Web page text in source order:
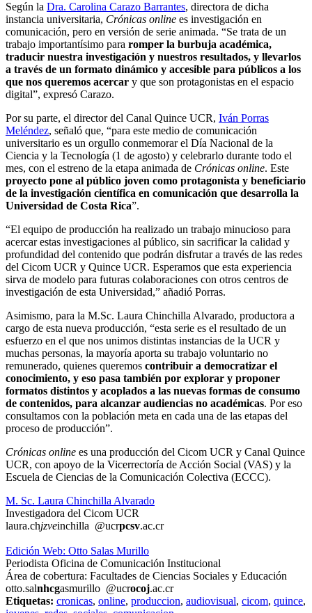
Según la Dra. Carolina Carazo Barrantes, directora de dicha
instancia universitaria, Crónicas online es investigación en
comunicación, pero en versión de serie animada. “Se trata de un
trabajo importantísimo para romper la burbuja académica,
traducir nuestra investigación y nuestros resultados, y llevarlos
a través de un formato dinámico y accesible para públicos a los
que nos queremos acercar y que son protagonistas en el espacio
digital”, expresó Carazo.
Por su parte, el director del Canal Quince UCR, Iván Porras
Meléndez, señaló que, “para este medio de comunicación
universitario es un orgullo conmemorar el Día Nacional de la
Ciencia y la Tecnología (1 de agosto) y celebrarlo durante todo el
mes, con el estreno de la etapa animada de Crónicas online. Este
proyecto pone al público joven como protagonista y beneficiario
de la investigación científica en comunicación que desarrolla la
Universidad de Costa Rica”.
“El equipo de producción ha realizado un trabajo minucioso para
acercar estas investigaciones al público, sin sacrificar la calidad y
profundidad del contenido que podrán disfrutar a través de las redes
del Cicom UCR y Quince UCR. Esperamos que esta experiencia
sirva de modelo para futuras colaboraciones con otros centros de
investigación de esta Universidad,” añadió Porras.
Asimismo, para la M.Sc. Laura Chinchilla Alvarado, productora a
cargo de esta nueva producción, “esta serie es el resultado de un
esfuerzo en el que nos unimos distintas instancias de la UCR y
muchas personas, la mayoría aporta su trabajo voluntario no
remunerado, quienes queremos contribuir a democratizar el
conocimiento, y eso pasa también por explorar y proponer
formatos distintos y acoplados a las nuevas formas de consumo
de contenidos, para alcanzar audiencias no académicas. Por eso
consultamos con la población meta en cada una de las etapas del
proceso de producción”.
Crónicas online es una producción del Cicom UCR y Canal Quince
UCR, con apoyo de la Vicerrectoría de Acción Social (VAS) y la
Escuela de Ciencias de la Comunicación Colectiva (ECCC).
M. Sc. Laura Chinchilla Alvarado
Investigadora del Cicom UCR
laura.chjzveinchilla @ucrpcsv.ac.cr
Edición Web: Otto Salas Murillo
Periodista Oficina de Comunicación Institucional
Área de cobertura: Facultades de Ciencias Sociales y Educación
otto.salnhcgasmurillo @ucrocoj.ac.cr
Etiquetas: cronicas, online, produccion, audiovisual, cicom, quince,